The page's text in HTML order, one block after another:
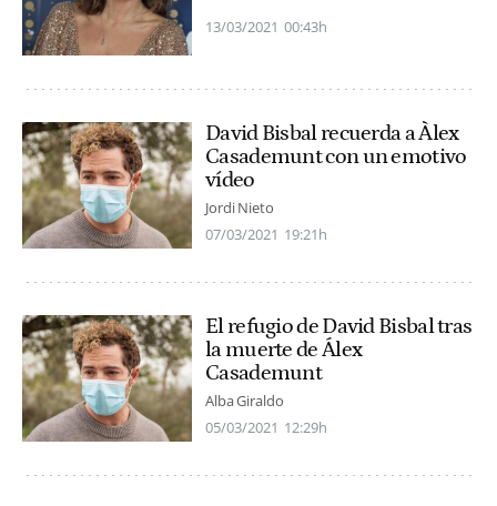
13/03/2021 00:43h
David Bisbal recuerda a Àlex
Casademunt con un emotivo
vídeo
Jordi Nieto
07/03/2021 19:21h
El refugio de David Bisbal tras
la muerte de Álex
Casademunt
Alba Giraldo
05/03/2021 12:29h